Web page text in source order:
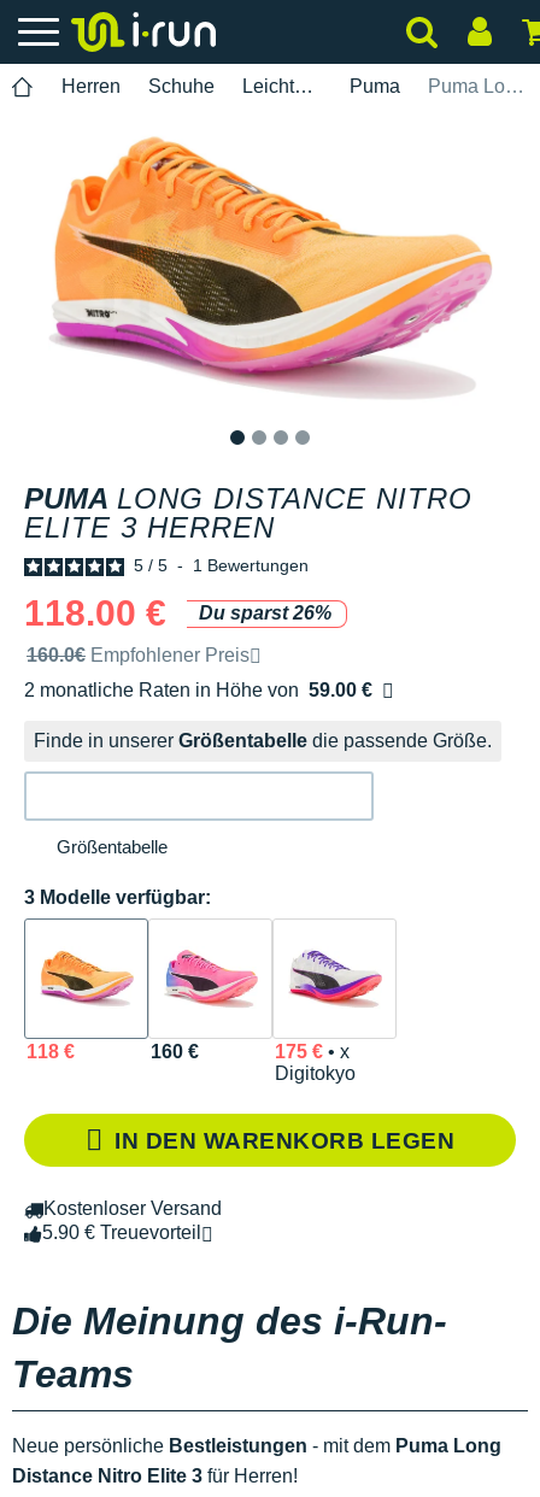
Herren Schuhe Leichtathletik Puma Puma Long Distance Nitro Elite 3 Herren
PUMA LONG DISTANCE NITRO
ELITE 3 HERREN
5 / 5 - 1 Bewertungen
118.00 €
Du sparst 26%
Unverbindliche Preisempfehlung der Marke
160.0€ Empfohlener Preis
2 monatliche Raten in Höhe von 59.00 €
Ohne Zusatzkosten
Finde in unserer Größentabelle die passende Größe.
Größentabelle
3 Modelle verfügbar:
118 € 160 € 175 €• x
Digitokyo
IN DEN WARENKORB LEGEN
Kostenloser Versand
5.90 € Treuevorteil
Die Meinung des i-Run-
Teams
Neue persönliche Bestleistungen - mit dem Puma Long
Distance Nitro Elite 3 für Herren!